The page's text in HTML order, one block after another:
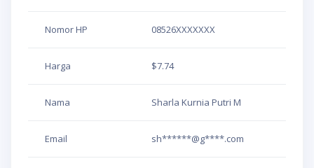
Nomor HP 08526XXXXXXX
Harga $7.74
Nama Sharla Kurnia Putri M
Email sh******@g****.com